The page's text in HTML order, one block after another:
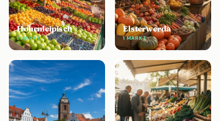
Hohenleipisch
1 MARKT
Elsterwerda
1 MARKT